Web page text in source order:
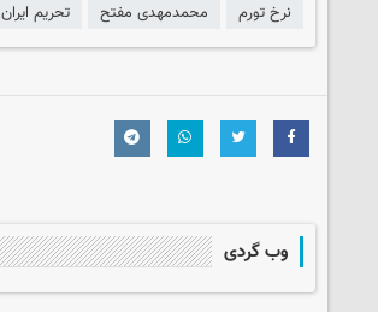
نرخ تورم محمدمهدی مفتح تحریم ایران
وب گردی